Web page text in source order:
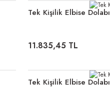
Tek Kişilik Elbise Dolabı
11.835,45 TL
Tek Kişilik Elbise Dolabı